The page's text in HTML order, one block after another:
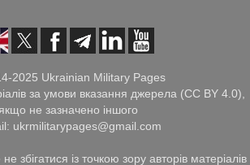
2025 Ukrainian Military Pages
за умови вказання джерела (CC BY 4.0),
не зазначено іншого
ukrmilitarypages@gmail.com
збігатися із точкою зору авторів матеріалів